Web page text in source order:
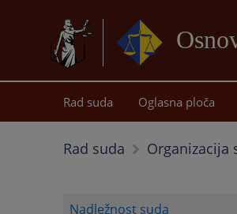
Rad suda Oglasna ploča
Rad suda Organizacija
Nadležnost suda